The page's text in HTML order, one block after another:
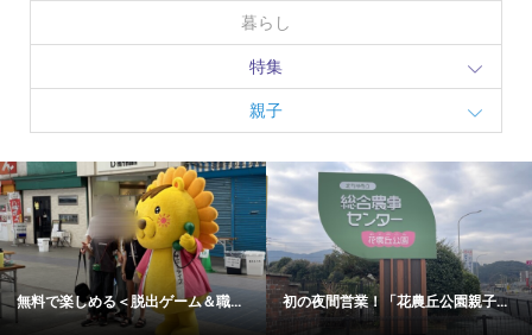
暮らし
特集
親子
無料で楽しめる＜脱出ゲーム＆職... 初の夜間営業！「花農丘公園親子...